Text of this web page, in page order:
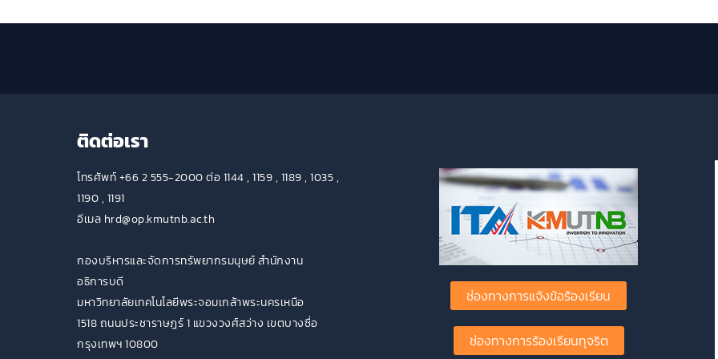
ติดต่อเรา
โทรศัพท์ +66 2 555-2000 ต่อ 1144 , 1159 , 1189 , 1035 ,
1190 , 1191
อีเมล hrd@op.kmutnb.ac.th
กองบริหารและจัดการทรัพยากรมนุษย์ สำนักงาน
อธิการบดี
มหาวิทยาลัยเทคโนโลยีพระจอมเกล้าพระนครเหนือ
1518 ถนนประชาราษฎร์ 1 แขวงวงศ์สว่าง เขตบางซื่อ
กรุงเทพฯ 10800
ช่องทางการแจ้งข้อร้องเรียน
ช่องทางการร้องเรียนทุจริต